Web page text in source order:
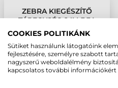
ZEBRA KIEGÉSZÍTŐ
TÁPEGYSÉG 24V, 3.3A
COOKIES POLITIKÁNK
Sütiket használunk látogatóink
fejlesztésére, személyre szabott
nagyszerű weboldalélmény
kapcsolatos további információkért